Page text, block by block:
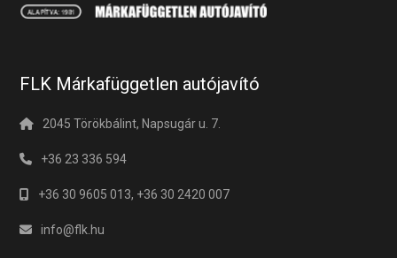
FLK Márkafüggetlen autójavító
2045 Törökbálint, Napsugár u. 7.
+36 23 336 594
+36 30 9605 013, +36 30 2420 007
info@flk.hu